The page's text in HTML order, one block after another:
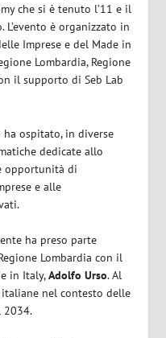
che si è tenuto l’11 e il
è organizzato in
Imprese e del Made in
Lombardia, Regione
il supporto di Seb Lab
ospitato, in diverse
dedicate allo
opportunità di
e alle
ha preso parte
Lombardia con il
in Italy,Adolfo Urso. Al
nel contesto delle
2034.